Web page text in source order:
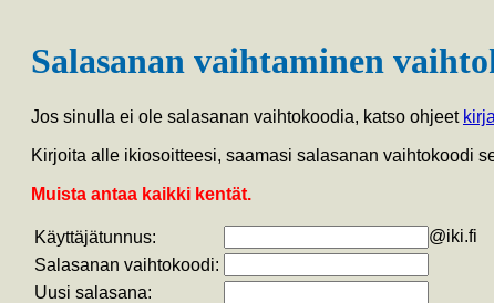
Salasanan vaihtaminen
Jos sinulla ei ole salasanan vaihtokoodia, katso ohjeet
Kirjoita alle ikiosoitteesi, saamasi salasanan vaihtokoodi
Muista antaa kaikki kentät.
Käyttäjätunnus:
@iki.fi
Salasanan vaihtokoodi:
Uusi salasana: